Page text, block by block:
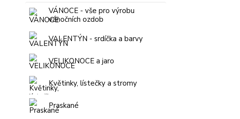
VÁNOCE - vše pro výrobu
vánočních ozdob
VALENTÝN - srdíčka a barvy
VELIKONOCE a jaro
Květinky, lístečky a stromy
Praskané